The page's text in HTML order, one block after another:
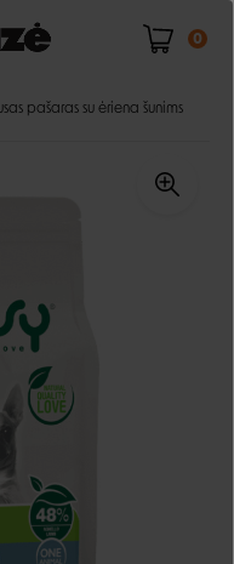
0
pašaras su ėriena šunims